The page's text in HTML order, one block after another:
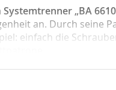
Systemtrenner „BA
an. Durch seine
einfach die